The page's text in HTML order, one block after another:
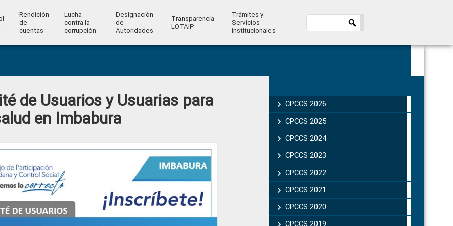
Rendición
de
cuentas
Lucha
contra la
corrupción
Designación
de
Autoridades
Transparencia-
LOTAIP
Trámites y
Servicios
institucionales
de Usuarios y Usuarias para
en Imbabura
Sidebar
CPCCS 2026
CPCCS 2025
CPCCS 2024
CPCCS 2023
CPCCS 2022
CPCCS 2021
CPCCS 2020
CPCCS 2019 .